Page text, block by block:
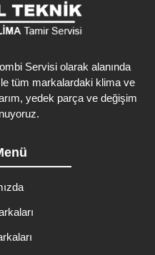
Servisi olarak alanında
tüm markalardaki klima ve
yedek parça ve değişim